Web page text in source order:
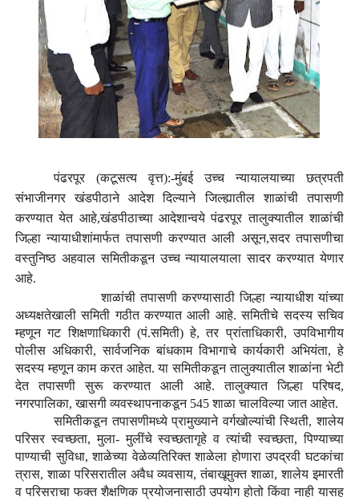
पंढरपूर(कटूसत्य वृत्त):-मुंबई उच्च न्यायालयाच्या छत्रपती
संभाजीनगर खंडपीठाने आदेश दिल्याने जिल्ह्यातील शाळांची तपासणी
करण्यात येत आहे,खंडपीठाच्या आदेशान्वये पंढरपूर तालुक्यातील शाळांची
जिल्हा न्यायाधीशांमार्फत तपासणी करण्यात आली असून,सदर तपासणीचा
वस्तुनिष्ठ अहवाल समितीकडून उच्च न्यायालयाला सादर करण्यात येणार
आहे.
शाळांची तपासणी करण्यासाठी जिल्हा न्यायाधीश यांच्या
अध्यक्षतेखाली समिती गठीत करण्यात आली आहे. समितीचे सदस्य सचिव
म्हणून गट शिक्षणाधिकारी (पं.समिती) हे, तर प्रांताधिकारी, उपविभागीय
पोलीस अधिकारी, सार्वजनिक बांधकाम विभागाचे कार्यकारी अभियंता, हे
सदस्य म्हणून काम करत आहेत. या समितीकडून तालुक्यातील शाळांना भेटी
देत तपासणी सुरू करण्यात आली आहे. तालुक्यात जिल्हा परिषद,
नगरपालिका, खासगी व्यवस्थापनाकडून 545 शाळा चालविल्या जात आहेत.
समितीकडून तपासणीमध्ये प्रामुख्याने वर्गखोल्यांची स्थिती, शालेय
परिसर स्वच्छता, मुला- मुलींचे स्वच्छतागृहे व त्यांची स्वच्छता, पिण्याच्या
पाण्याची सुविधा, शाळेच्या वेळेव्यतिरिक्त शाळेला होणारा उपद्रवी घटकांचा
त्रास, शाळा परिसरातील अवैध व्यवसाय, तंबाखूमुक्त शाळा, शालेय इमारती
व परिसराचा फक्त शैक्षणिक प्रयोजनासाठी उपयोग होतो किंवा नाही यासह